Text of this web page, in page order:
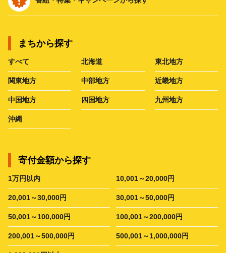
まちから探す
すべて 北海道 東北地方
関東地方 中部地方 近畿地方
中国地方 四国地方 九州地方
沖縄
寄付金額から探す
1万円以内 10,001～20,000円
20,001～30,000円 30,001～50,000円
50,001～100,000円 100,001～200,000円
200,001～500,000円 500,001～1,000,000円